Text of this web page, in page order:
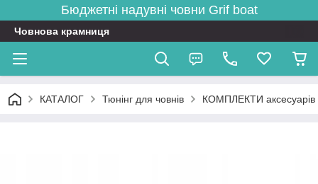
Бюджетні надувні човни Grif boat
Човнова крамниця
КАТАЛОГ Тюнінг для човнів КОМПЛЕКТИ аксесуарів